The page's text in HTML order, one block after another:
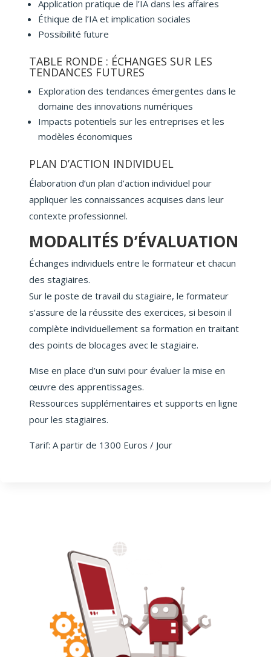
Application pratique de l’IA dans les affaires
Éthique de l’IA et implication sociales
Possibilité future
TABLE RONDE : ÉCHANGES SUR LES
TENDANCES FUTURES
Exploration des tendances émergentes dans le
domaine des innovations numériques
Impacts potentiels sur les entreprises et les
modèles économiques
PLAN D’ACTION INDIVIDUEL
Élaboration d’un plan d’action individuel pour
appliquer les connaissances acquises dans leur
contexte professionnel.
MODALITÉS D’ÉVALUATION
Échanges individuels entre le formateur et chacun
des stagiaires.
Sur le poste de travail du stagiaire, le formateur
s’assure de la réussite des exercices, si besoin il
complète individuellement sa formation en traitant
des points de blocages avec le stagiaire.
Mise en place d’un suivi pour évaluer la mise en
œuvre des apprentissages.
Ressources supplémentaires et supports en ligne
pour les stagiaires.
Tarif: A partir de 1300 Euros / Jour